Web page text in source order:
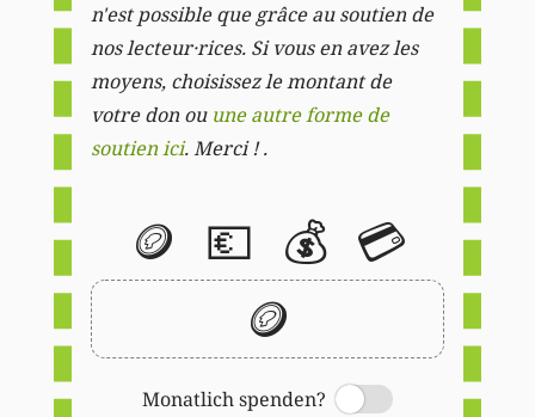
n'est possible que grâce au soutien de
nos lecteur·rices. Si vous en avez les
moyens, choisissez le montant de
votre don ou une autre forme de
soutien ici. Merci ! .
🪙 💶 💰 💳
🪙
Monatlich spenden?
Switch